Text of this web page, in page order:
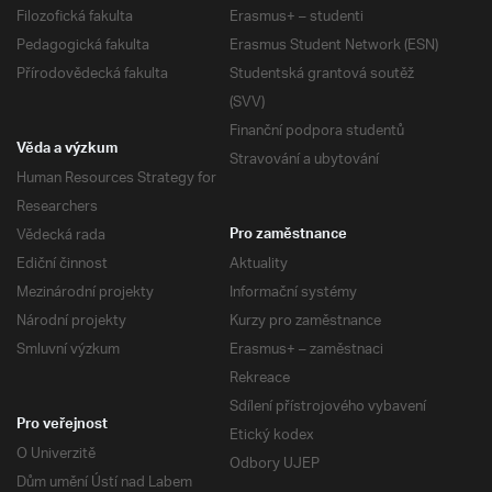
Filozofická fakulta
Pedagogická fakulta
Přírodovědecká fakulta
Erasmus+ – studenti
Erasmus Student Network (ESN)
Studentská grantová soutěž
(SVV)
Finanční podpora studentů
Stravování a ubytování
Věda a výzkum
Human Resources Strategy for
Researchers
Vědecká rada
Ediční činnost
Mezinárodní projekty
Národní projekty
Smluvní výzkum
Pro zaměstnance
Aktuality
Informační systémy
Kurzy pro zaměstnance
Erasmus+ – zaměstnaci
Rekreace
Sdílení přístrojového vybavení
Etický kodex
Odbory UJEP
Pro veřejnost
O Univerzitě
Dům umění Ústí nad Labem